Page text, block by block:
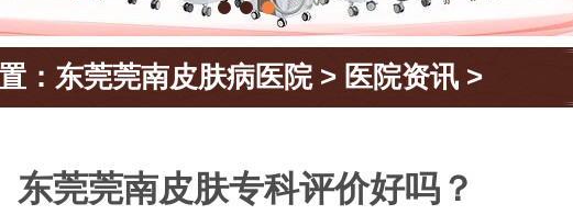
： 东莞莞南皮肤病医院> 医院资讯 >
东莞莞南皮肤专科评价好吗？